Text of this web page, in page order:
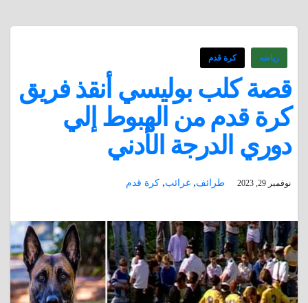
رياضه كرة قدم
قصة كلب بوليسي أنقذ فريق
كرة قدم من الهبوط إلي
دوري الدرجة الأدني
نوفمبر 29, 2023 طرائف, غرائب, كرة قدم